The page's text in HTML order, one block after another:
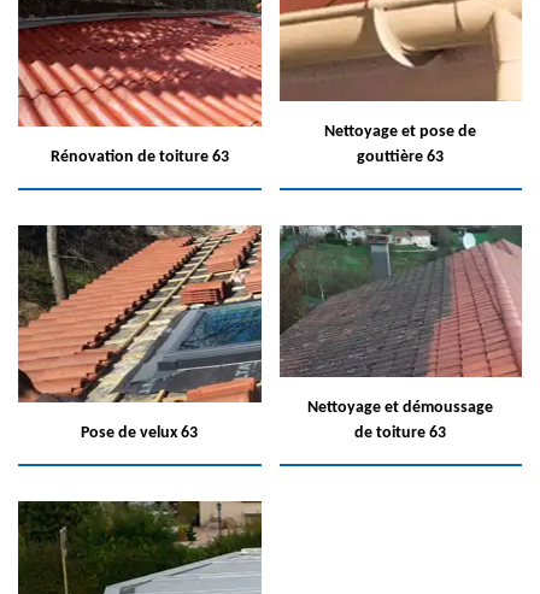
Rénovation de toiture 63
Nettoyage et pose de
gouttière 63
Pose de velux 63
Nettoyage et démoussage
de toiture 63